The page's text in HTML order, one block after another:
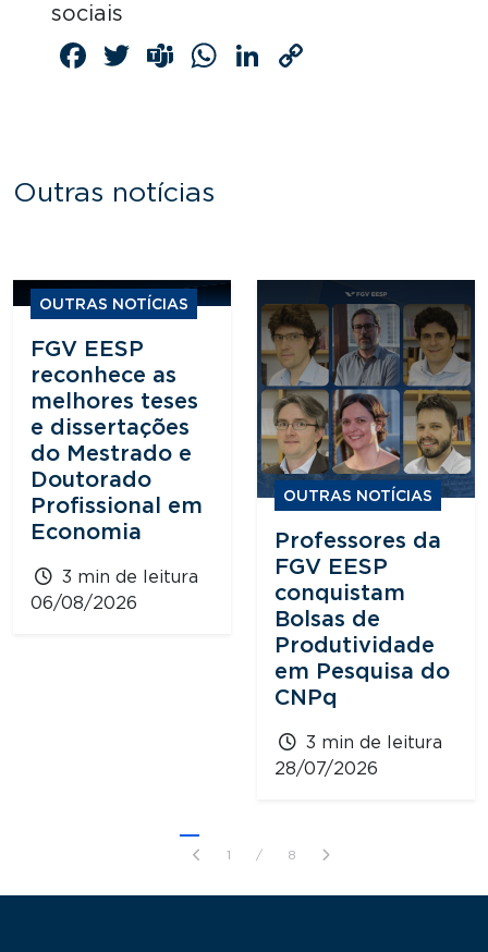
sociais
Facebook
Twitter
Teams
WhatsApp
LinkedIn
Outras notícias
OUTRAS NOTÍCIAS
FGV EESP
reconhece as
melhores teses
e dissertações
do Mestrado e
Doutorado
Profissional em
Economia
3 min de leitura
06/08/2026
OUTRAS NOTÍCIAS
Professores da
FGV EESP
conquistam
Bolsas de
Produtividade
em Pesquisa do
CNPq
3 min de leitura
28/07/2026
1 / 8